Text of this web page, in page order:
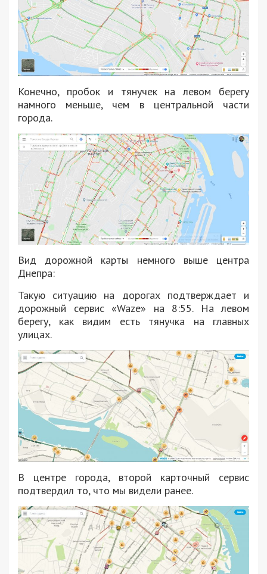
Конечно, пробок и тянучек на левом берегу
намного меньше, чем в центральной части
города.
Вид дорожной карты немного выше центра
Днепра:
Такую ситуацию на дорогах подтверждает и
дорожный сервис «Waze» на 8:55. На левом
берегу, как видим есть тянучка на главных
улицах.
В центре города, второй карточный сервис
подтвердил то, что мы видели ранее.